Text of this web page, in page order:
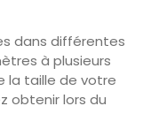
dans différentes
à plusieurs
la taille de votre
obtenir lors du